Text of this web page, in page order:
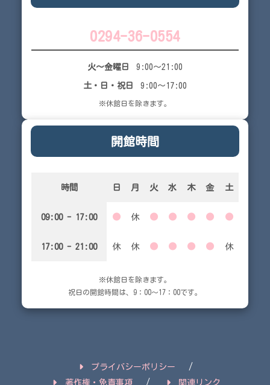
0294-36-0554
火～金曜日 9:00～21:00
土・日・祝日 9:00～17:00
※休館日を除きます。
開館時間
時間 日 月 火 水 木 金 土
09:00 - 17:00 ● 休 ● ● ● ● ●
17:00 - 21:00 休 休 ● ● ● ● 休
※休館日を除きます。
祝日の開館時間は、9：00～17：00です。
プライバシーポリシー
著作権・免責事項
関連リンク